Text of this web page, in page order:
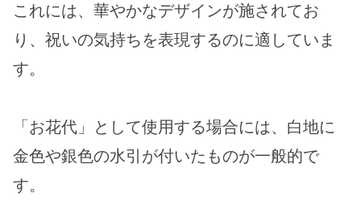
これには、華やかなデザインが施されてお
り、祝いの気持ちを表現するのに適していま
す。
「お花代」として使用する場合には、白地に
金色や銀色の水引が付いたものが一般的で
す。